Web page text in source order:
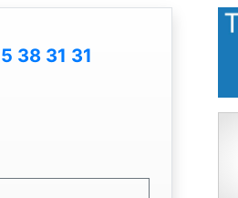
38 31 31